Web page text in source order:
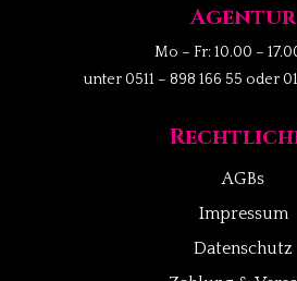
Agentur
Mo – Fr: 10.00 –
unter 0511 – 898 166 55 oder
AGBs
Impressum
Datenschutz